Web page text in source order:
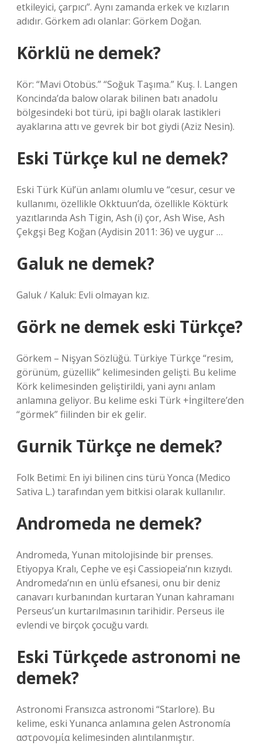
etkileyici, çarpıcı”. Aynı zamanda erkek ve kızların
adıdır. Görkem adı olanlar: Görkem Doğan.
Körklü ne demek?
Kör: “Mavi Otobüs.” “Soğuk Taşıma.” Kuş. I. Langen
Koncinda’da balow olarak bilinen batı anadolu
bölgesindeki bot türü, ipi bağlı olarak lastikleri
ayaklarına attı ve gevrek bir bot giydi (Aziz Nesin).
Eski Türkçe kul ne demek?
Eski Türk Kül’ün anlamı olumlu ve “cesur, cesur ve
kullanımı, özellikle Okktuun’da, özellikle Köktürk
yazıtlarında Ash Tigin, Ash (i) çor, Ash Wise, Ash
Çekgşi Beg Koğan (Aydisin 2011: 36) ve uygur …
Galuk ne demek?
Galuk / Kaluk: Evli olmayan kız.
Görk ne demek eski Türkçe?
Görkem – Nişyan Sözlüğü. Türkiye Türkçe “resim,
görünüm, güzellik” kelimesinden gelişti. Bu kelime
Körk kelimesinden geliştirildi, yani aynı anlam
anlamına geliyor. Bu kelime eski Türk +İngiltere’den
“görmek” fiilinden bir ek gelir.
Gurnik Türkçe ne demek?
Folk Betimi: En iyi bilinen cins türü Yonca (Medico
Sativa L.) tarafından yem bitkisi olarak kullanılır.
Andromeda ne demek?
Andromeda, Yunan mitolojisinde bir prenses.
Etiyopya Kralı, Cephe ve eşi Cassiopeia’nın kızıydı.
Andromeda’nın en ünlü efsanesi, onu bir deniz
canavarı kurbanından kurtaran Yunan kahramanı
Perseus’un kurtarılmasının tarihidir. Perseus ile
evlendi ve birçok çocuğu vardı.
Eski Türkçede astronomi ne
demek?
Astronomi Fransızca astronomi “Starlore). Bu
kelime, eski Yunanca anlamına gelen Astronomía
αστρονομία kelimesinden alıntılanmıştır.